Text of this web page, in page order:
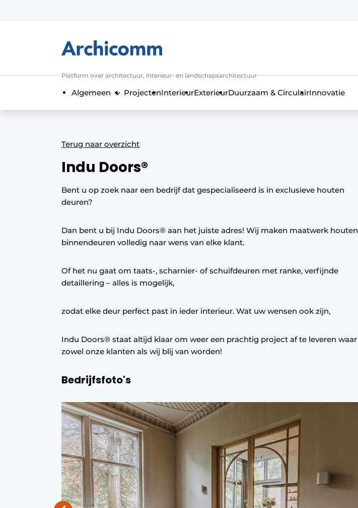
Algemene voorwaarden
Vacature aanmelden
Vacatures
Platform over architectuur, interieur- en landschapsarchitectuur
Algemeen ProjectenInterieurExterieurDuurzaam & CirculairInnovatie
Terug naar overzicht
Indu Doors®
Bent u op zoek naar een bedrijf dat gespecialiseerd is in exclusieve houten
deuren?
Dan bent u bij Indu Doors® aan het juiste adres! Wij maken maatwerk houten
binnendeuren volledig naar wens van elke klant.
Of het nu gaat om taats-, scharnier- of schuifdeuren met ranke, verfijnde
detaillering – alles is mogelijk,
zodat elke deur perfect past in ieder interieur. Wat uw wensen ook zijn,
Indu Doors® staat altijd klaar om weer een prachtig project af te leveren waar
zowel onze klanten als wij blij van worden!
Bedrijfsfoto's